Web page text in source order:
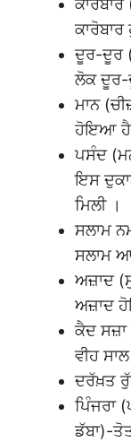
ਕਾਰੋਬਾਰ
ਦੂਰ-ਦੂਰ
ਲੋਕ
ਮਾਨ
ਹੋਇਆ ਹੈ
ਪਸੰਦ
ਇਸ
ਮਿਲੀ ।
ਸਲਾਮ
ਸਲਾਮ
ਅਜ਼ਾਦ
ਅਜ਼ਾਦ
ਕੈਦ
ਵੀਹ
ਦਰੱਖ਼ਤ
ਪਿੰਜਰਾ
ਡੱਬਾ)-